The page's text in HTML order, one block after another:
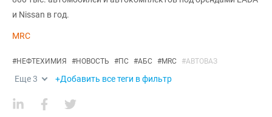
и Nissan в год.
MRC
#НЕФТЕХИМИЯ #НОВОСТЬ #ПС #АБС #MRC #АВТОВАЗ
Еще3 +Добавить все теги в фильтр